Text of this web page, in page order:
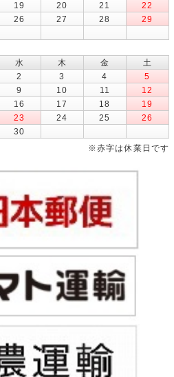
19 20 21
22
26 27 28
29
水 木 金
土
2 3 4
5
9 10 11
12
16 17 18
19
23 24 25
26
30
※赤字は休業日です